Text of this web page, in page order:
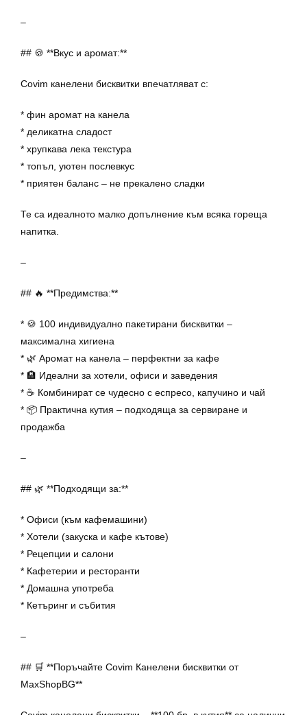
–
## 🍪 **Вкус и аромат:**
Covim канелени бисквитки впечатляват с:
* фин аромат на канела
* деликатна сладост
* хрупкава лека текстура
* топъл, уютен послевкус
* приятен баланс – не прекалено сладки
Те са идеалното малко допълнение към всяка гореща
напитка.
–
## 🔥 **Предимства:**
* 🍪 100 индивидуално пакетирани бисквитки –
максимална хигиена
* 🌿 Аромат на канела – перфектни за кафе
* 🏨 Идеални за хотели, офиси и заведения
* ☕ Комбинират се чудесно с еспресо, капучино и чай
* 📦 Практична кутия – подходяща за сервиране и
продажба
–
## 🌿 **Подходящи за:**
* Офиси (към кафемашини)
* Хотели (закуска и кафе кътове)
* Рецепции и салони
* Кафетерии и ресторанти
* Домашна употреба
* Кетъринг и събития
–
## 🛒 **Поръчайте Covim Канелени бисквитки от
MaxShopBG**